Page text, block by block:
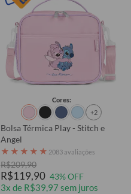
Cores:
+2
Bolsa Térmica Play - Stitch e
Angel
★ ★ ★ ★ ★ 2083 avaliações
R$209,90
R$119,90 43% OFF
3x de R$39,97 sem juros